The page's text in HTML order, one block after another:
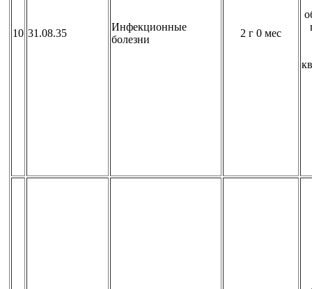
10 31.08.35
Инфекционные
болезни
2 г 0 мес